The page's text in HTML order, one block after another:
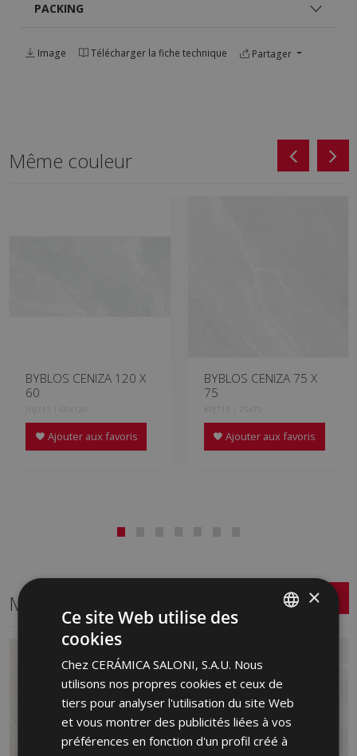
PACKING
Image Télécharger la fiche technique Partager
Même couleur
BYBLOS CENIZA 120 X
60
JHJ713 | 60x120
Ajouter aux favoris
BYBLOS CENIZA 75 X
75
KPJ713 | 75x75
Ajouter aux favoris
Même format
ENGLISH
GERMAN
PORTUGUESE
×
Ce site Web utilise des
cookies
Chez CERÁMICA SALONI, S.A.U. Nous
utilisons nos propres cookies et ceux de
tiers pour analyser l'utilisation du site Web
et vous montrer des publicités liées à vos
préférences en fonction d'un profil créé à